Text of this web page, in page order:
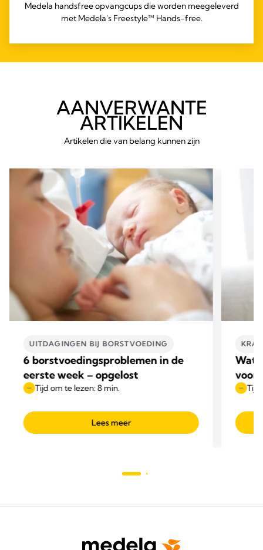
Medela handsfree opvangcups die worden meegeleverd
met Medela's Freestyle™ Hands-free.
AANVERWANTE
ARTIKELEN
Artikelen die van belang kunnen zijn
UITDAGINGEN BIJ BORSTVOEDING​
6 borstvoedingsproblemen in de
eerste week – opgelost
Tijd om te lezen: 8 min.
Lees meer
Wat
Tijd